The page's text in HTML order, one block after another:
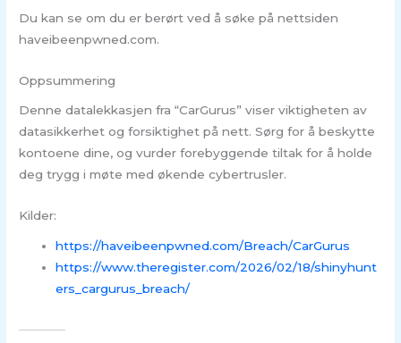
Du kan se om du er berørt ved å søke på nettsiden
haveibeenpwned.com.
Oppsummering
Denne datalekkasjen fra “CarGurus” viser viktigheten av
datasikkerhet og forsiktighet på nett. Sørg for å beskytte
kontoene dine, og vurder forebyggende tiltak for å holde
deg trygg i møte med økende cybertrusler.
Kilder:
https://haveibeenpwned.com/Breach/CarGurus
https://www.theregister.com/2026/02/18/shinyhunt
ers_cargurus_breach/